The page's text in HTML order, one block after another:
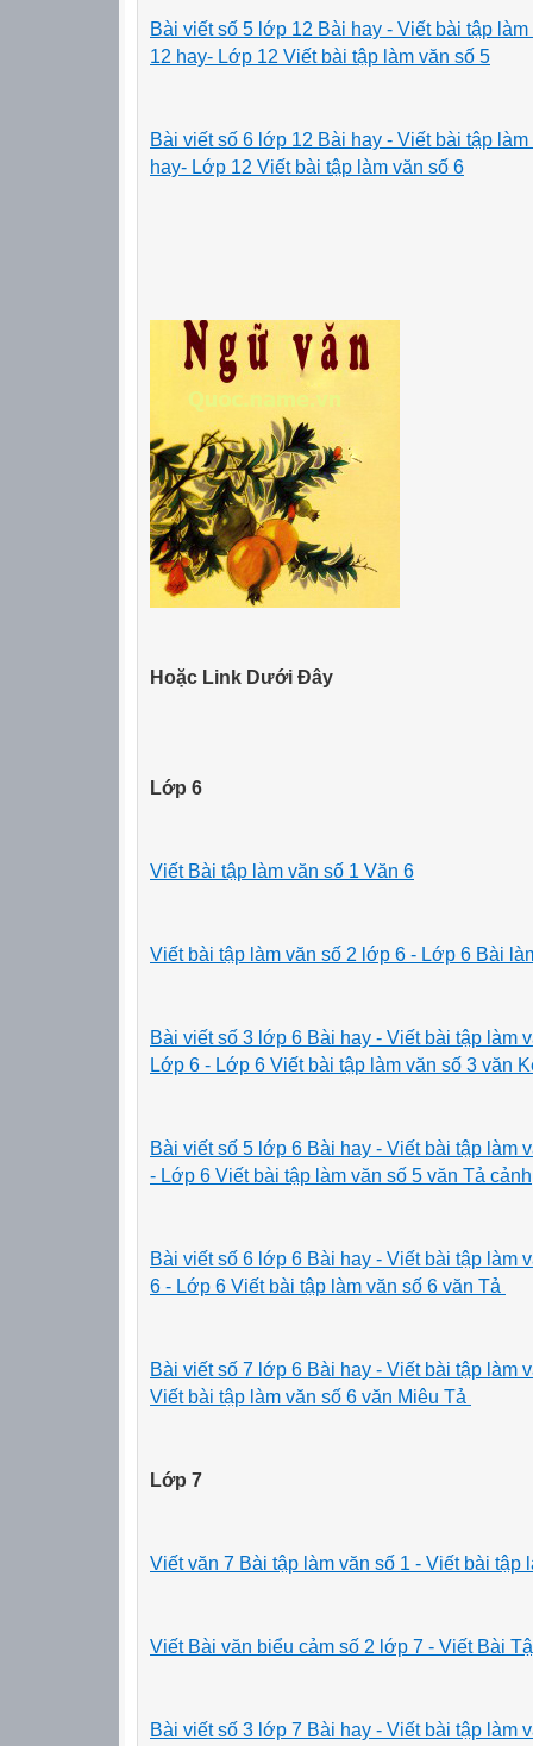
Bài viết số 5 lớp 12 Bài hay - Viết bài tập
12 hay- Lớp 12 Viết bài tập làm văn số 5
Bài viết số 6 lớp 12 Bài hay - Viết bài tập
hay- Lớp 12 Viết bài tập làm văn số 6
Hoặc Link Dưới Đây
Lớp 6
Viết Bài tập làm văn số 1 Văn 6
Viết bài tập làm văn số 2 lớp 6 - Lớp 6 Bài
Bài viết số 3 lớp 6 Bài hay - Viết bài tập làm
Lớp 6 - Lớp 6 Viết bài tập làm văn số 3 văn
Bài viết số 5 lớp 6 Bài hay - Viết bài tập làm
- Lớp 6 Viết bài tập làm văn số 5 văn Tả cảnh
Bài viết số 6 lớp 6 Bài hay - Viết bài tập làm
6 - Lớp 6 Viết bài tập làm văn số 6 văn Tả
Bài viết số 7 lớp 6 Bài hay - Viết bài tập làm
Viết bài tập làm văn số 6 văn Miêu Tả
Lớp 7
Viết văn 7 Bài tập làm văn số 1 - Viết bài tập
Viết Bài văn biểu cảm số 2 lớp 7 - Viết Bài
Bài viết số 3 lớp 7 Bài hay - Viết bài tập làm